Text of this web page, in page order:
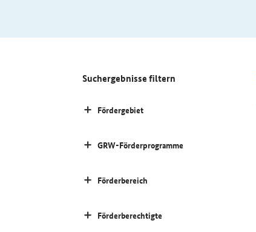
Suchergebnisse filtern
Fördergebiet
GRW-Förderprogramme
Förderbereich
Förderberechtigte